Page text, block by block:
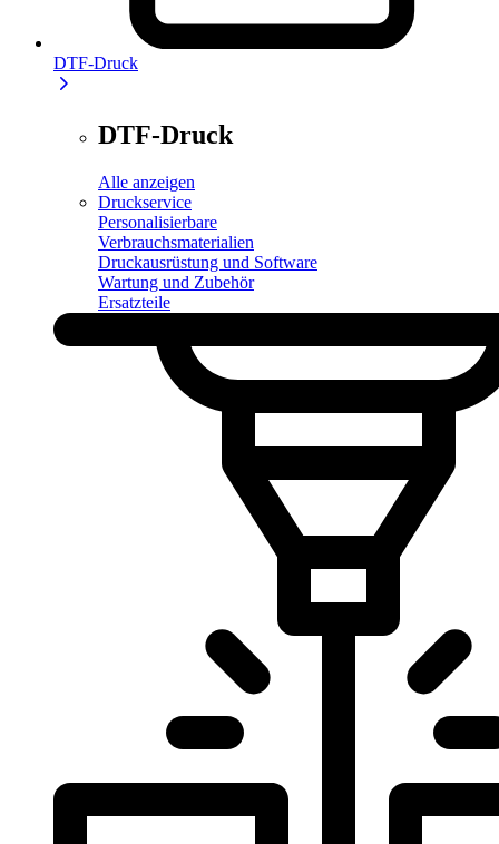
DTF-Druck
DTF-Druck
Alle anzeigen
Druckservice
Personalisierbare
Verbrauchsmaterialien
Druckausrüstung und Software
Wartung und Zubehör
Ersatzteile